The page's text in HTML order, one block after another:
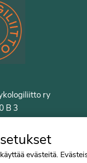
ry
B 3
9122
sivut
evästeitä.